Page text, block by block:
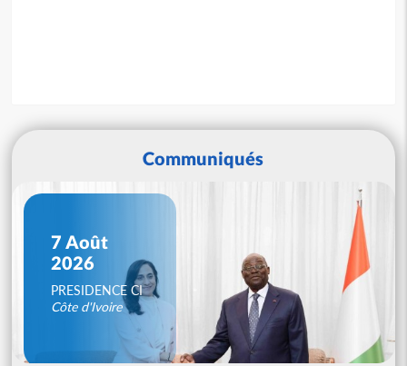
Communiqués
7 Août
2026
PRESIDENCE CI
Côte d'Ivoire